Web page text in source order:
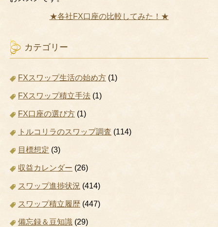
★各社FX口座の比較してみた！★
カテゴリー
FXスワップ生活の始め方 (1)
FXスワップ積立手法 (1)
FX口座の選び方 (1)
トルコリラのスワップ調査 (114)
目標想定 (3)
収益カレンダー (26)
スワップ進捗状況 (414)
スワップ積立履歴 (447)
備忘録＆豆知識 (29)